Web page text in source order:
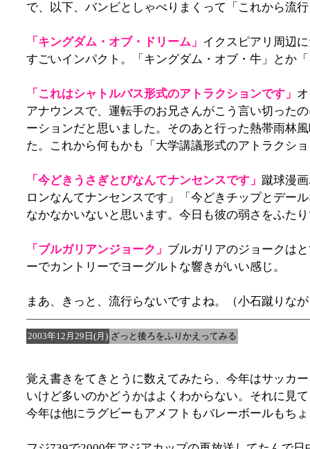
で、以下、バンビとしゃべりまくって「これから流
「キングダム・オブ・ドリーム」 イクスピアリ周辺
すごいインパクト。「キングダム・オブ・牛」とか
「これはシャトルバス形式のアトラクションです」
アナウンスで、運転手のお兄さんがこう言い切った
ーションだと思いました。そのあと行った熱帯雨林
た。これから何もかも「大学講議形式のアトラクシ
「今どきうさぎとびなんてナンセンスです」 蹴球漫
ロンなんてナンセンスです」「今どきチップとデー
なかなかいないと思います。今日も彼の弱さをふた
「ブルガリアンジョーク」 ブルガリアのジョークは
ーでカントリーでヨーグルトな響きがいい感じ。
まあ、きっと、流行らないですよね。（小石蹴りな
2003年12月29日(月) ざっと後ろをふりかえってみる
覚え書きをてきとうに数えてみたら、今年はサッカ
いけど多いのかどうかはよくわからない。それに見
今年は他にラグビーもアメフトもバレーボールもち